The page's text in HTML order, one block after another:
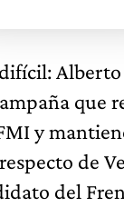
que
y
de
del